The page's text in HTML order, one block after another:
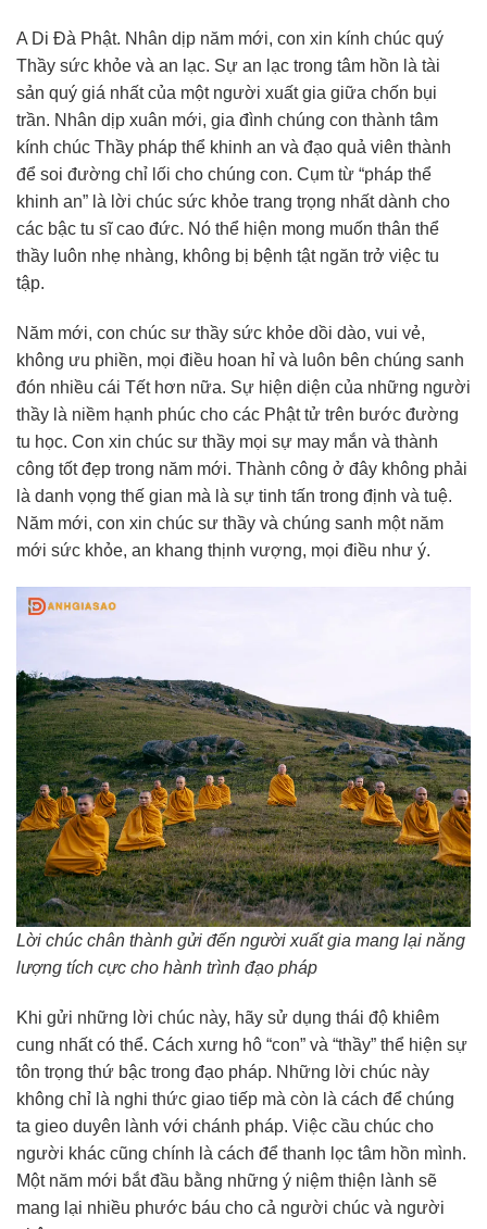
A Di Đà Phật. Nhân dịp năm mới, con xin kính chúc quý
Thầy sức khỏe và an lạc. Sự an lạc trong tâm hồn là tài
sản quý giá nhất của một người xuất gia giữa chốn bụi
trần. Nhân dịp xuân mới, gia đình chúng con thành tâm
kính chúc Thầy pháp thể khinh an và đạo quả viên thành
để soi đường chỉ lối cho chúng con. Cụm từ “pháp thể
khinh an” là lời chúc sức khỏe trang trọng nhất dành cho
các bậc tu sĩ cao đức. Nó thể hiện mong muốn thân thể
thầy luôn nhẹ nhàng, không bị bệnh tật ngăn trở việc tu
tập.
Năm mới, con chúc sư thầy sức khỏe dồi dào, vui vẻ,
không ưu phiền, mọi điều hoan hỉ và luôn bên chúng sanh
đón nhiều cái Tết hơn nữa. Sự hiện diện của những người
thầy là niềm hạnh phúc cho các Phật tử trên bước đường
tu học. Con xin chúc sư thầy mọi sự may mắn và thành
công tốt đẹp trong năm mới. Thành công ở đây không phải
là danh vọng thế gian mà là sự tinh tấn trong định và tuệ.
Năm mới, con xin chúc sư thầy và chúng sanh một năm
mới sức khỏe, an khang thịnh vượng, mọi điều như ý.
Lời chúc chân thành gửi đến người xuất gia mang lại năng
lượng tích cực cho hành trình đạo pháp
Khi gửi những lời chúc này, hãy sử dụng thái độ khiêm
cung nhất có thể. Cách xưng hô “con” và “thầy” thể hiện sự
tôn trọng thứ bậc trong đạo pháp. Những lời chúc này
không chỉ là nghi thức giao tiếp mà còn là cách để chúng
ta gieo duyên lành với chánh pháp. Việc cầu chúc cho
người khác cũng chính là cách để thanh lọc tâm hồn mình.
Một năm mới bắt đầu bằng những ý niệm thiện lành sẽ
mang lại nhiều phước báu cho cả người chúc và người